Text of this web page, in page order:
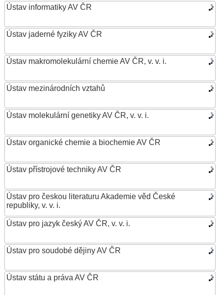
Ústav informatiky AV ČR
Ústav jaderné fyziky AV ČR
Ústav makromolekulární chemie AV ČR, v. v. i.
Ústav mezinárodních vztahů
Ústav molekulární genetiky AV ČR, v. v. i.
Ústav organické chemie a biochemie AV ČR
Ústav přístrojové techniky AV ČR
Ústav pro českou literaturu Akademie věd České
republiky, v. v. i.
Ústav pro jazyk český AV ČR, v. v. i.
Ústav pro soudobé dějiny AV ČR
Ústav státu a práva AV ČR